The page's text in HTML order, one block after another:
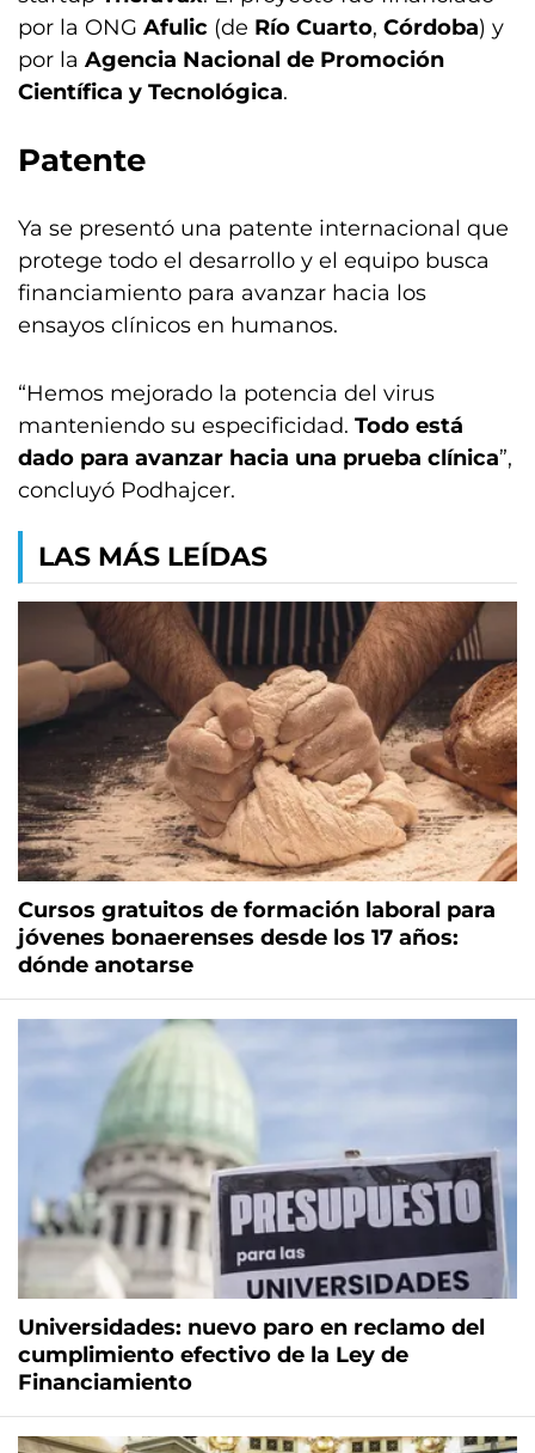
por la ONG Afulic (de Río Cuarto, Córdoba) y
por la Agencia Nacional de Promoción
Científica y Tecnológica.
Patente
Ya se presentó una patente internacional que
protege todo el desarrollo y el equipo busca
financiamiento para avanzar hacia los
ensayos clínicos en humanos.
“Hemos mejorado la potencia del virus
manteniendo su especificidad. Todo está
dado para avanzar hacia una prueba clínica”,
concluyó Podhajcer.
LAS MÁS LEÍDAS
Cursos gratuitos de formación laboral para
jóvenes bonaerenses desde los 17 años:
dónde anotarse
Universidades: nuevo paro en reclamo del
cumplimiento efectivo de la Ley de
Financiamiento